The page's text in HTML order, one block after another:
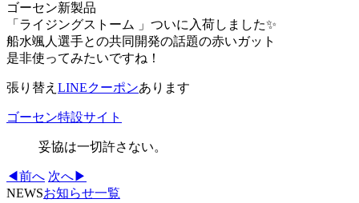
ゴーセン新製品
「ライジングストーム 」ついに入荷しました✨
船水颯人選手との共同開発の話題の赤いガット
是非使ってみたいですね！
張り替え LINEクーポンあります
ゴーセン特設サイト
妥協は一切許さない。
◀前へ 次へ▶
NEWSお知らせ一覧